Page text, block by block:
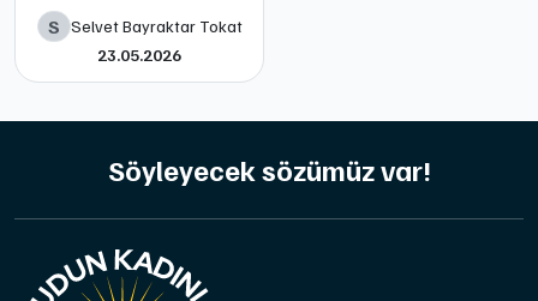
S Selvet Bayraktar Tokat
23.05.2026
Söyleyecek sözümüz var!